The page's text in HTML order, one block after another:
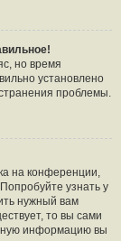
но время
установлено
проблемы.
на конференции,
узнать у
нужный вам
то вы сами
информацию вы